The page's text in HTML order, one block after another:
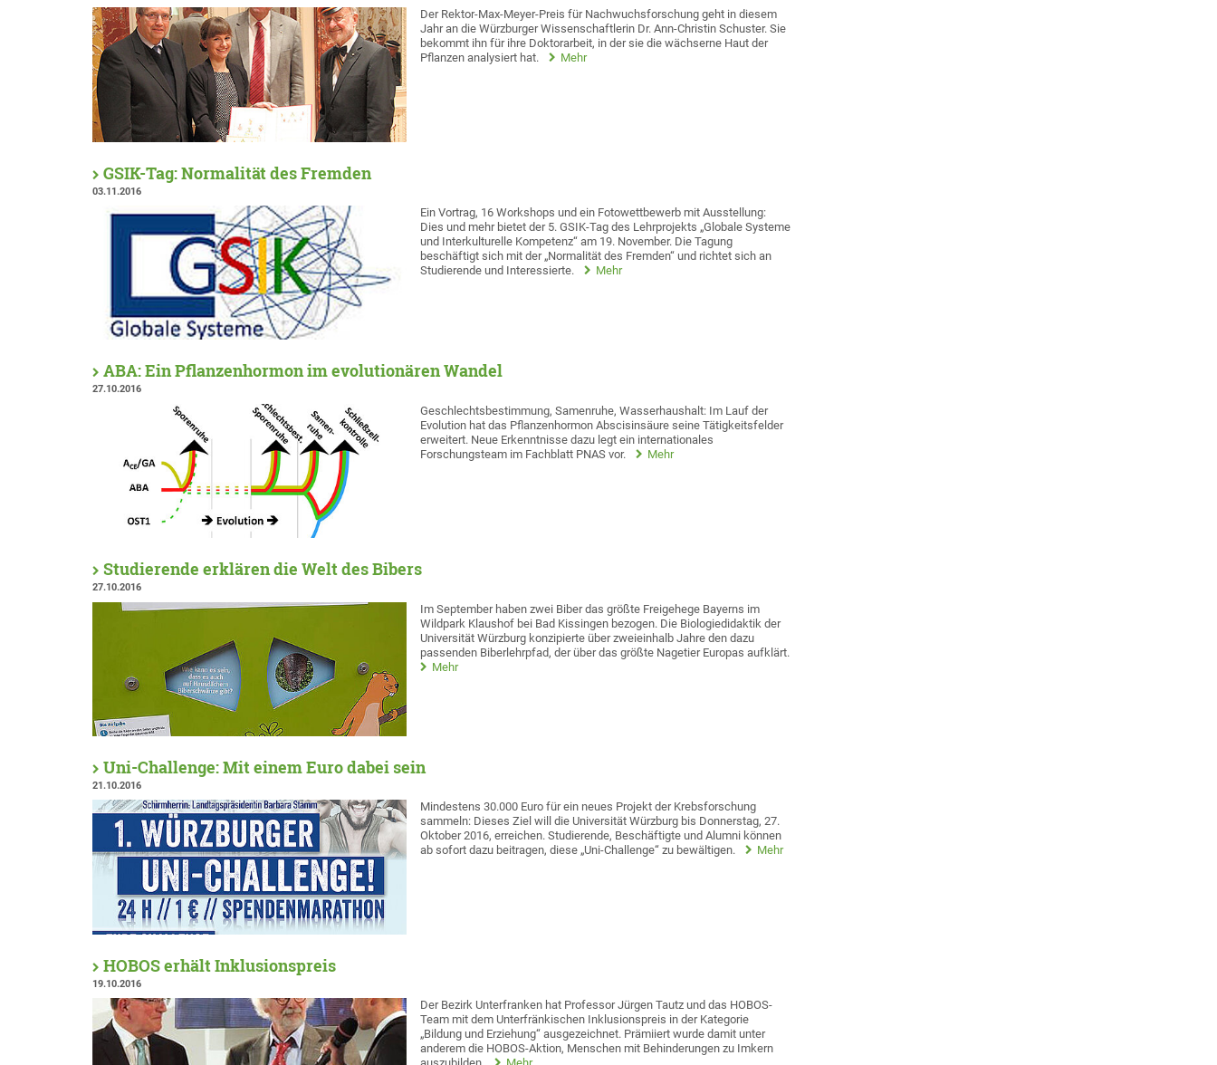
Der Rektor-Max-Meyer-Preis für Nachwuchsforschung geht in diesem
Jahr an die Würzburger Wissenschaftlerin Dr. Ann-Christin Schuster. Sie
bekommt ihn für ihre Doktorarbeit, in der sie die wächserne Haut der
Pflanzen analysiert hat.
Mehr
GSIK-Tag: Normalität des Fremden
03.11.2016
Ein Vortrag, 16 Workshops und ein Fotowettbewerb mit Ausstellung:
Dies und mehr bietet der 5. GSIK-Tag des Lehrprojekts „Globale Systeme
und Interkulturelle Kompetenz“ am 19. November. Die Tagung
beschäftigt sich mit der „Normalität des Fremden“ und richtet sich an
Studierende und Interessierte.
Mehr
ABA: Ein Pflanzenhormon im evolutionären Wandel
27.10.2016
Geschlechtsbestimmung, Samenruhe, Wasserhaushalt: Im Lauf der
Evolution hat das Pflanzenhormon Abscisinsäure seine Tätigkeitsfelder
erweitert. Neue Erkenntnisse dazu legt ein internationales
Forschungsteam im Fachblatt PNAS vor.
Mehr
Studierende erklären die Welt des Bibers
27.10.2016
Im September haben zwei Biber das größte Freigehege Bayerns im
Wildpark Klaushof bei Bad Kissingen bezogen. Die Biologiedidaktik der
Universität Würzburg konzipierte über zweieinhalb Jahre den dazu
passenden Biberlehrpfad, der über das größte Nagetier Europas aufklärt.
Mehr
Uni-Challenge: Mit einem Euro dabei sein
21.10.2016
Mindestens 30.000 Euro für ein neues Projekt der Krebsforschung
sammeln: Dieses Ziel will die Universität Würzburg bis Donnerstag, 27.
Oktober 2016, erreichen. Studierende, Beschäftigte und Alumni können
ab sofort dazu beitragen, diese „Uni-Challenge“ zu bewältigen.
Mehr
HOBOS erhält Inklusionspreis
19.10.2016
Der Bezirk Unterfranken hat Professor Jürgen Tautz und das HOBOS-
Team mit dem Unterfränkischen Inklusionspreis in der Kategorie
„Bildung und Erziehung“ ausgezeichnet. Prämiiert wurde damit unter
anderem die HOBOS-Aktion, Menschen mit Behinderungen zu Imkern